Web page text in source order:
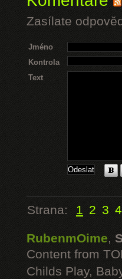
Zasílate
Jméno
Kontrola
Text
Strana: 1 2 3 4
RubenmOime,
Content from
Childs Play,